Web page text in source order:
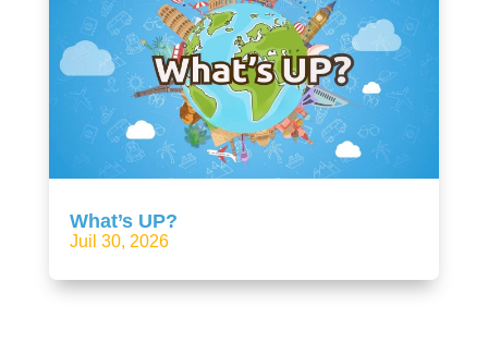
What’s UP?
Juil 30, 2026